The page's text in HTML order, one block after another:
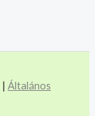
| Általános